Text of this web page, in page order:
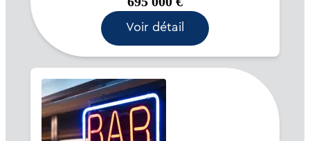
Voir détail